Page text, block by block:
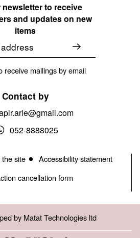
to receive
and updates on new
items
receive mailings by email
Contact by
052-8888025
site
Accessibility statement
cancellation form
by Matat Technologies ltd